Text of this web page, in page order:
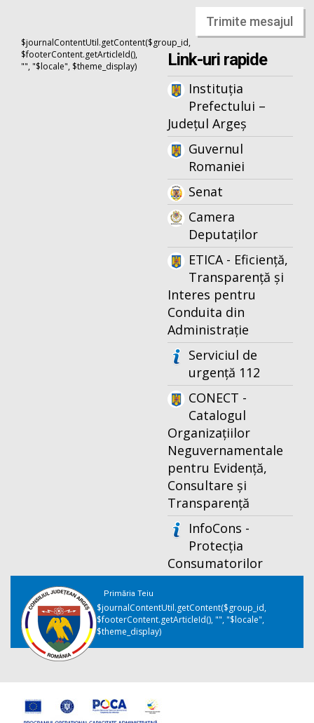
Trimite mesajul
$journalContentUtil.getContent($group_id,
$footerContent.getArticleId(),
"", "$locale", $theme_display)
Link-uri rapide
Instituția
Prefectului –
Județul Argeș
Guvernul
Romaniei
Senat
Camera
Deputaților
ETICA - Eficiență,
Transparență și
Interes pentru
Conduita din
Administrație
Serviciul de
urgență 112
CONECT -
Catalogul
Organizațiilor
Neguvernamentale
pentru Evidență,
Consultare și
Transparență
InfoCons -
Protecția
Consumatorilor
Primăria Teiu
$journalContentUtil.getContent($group_id,
$footerContent.getArticleId(), "", "$locale",
$theme_display)